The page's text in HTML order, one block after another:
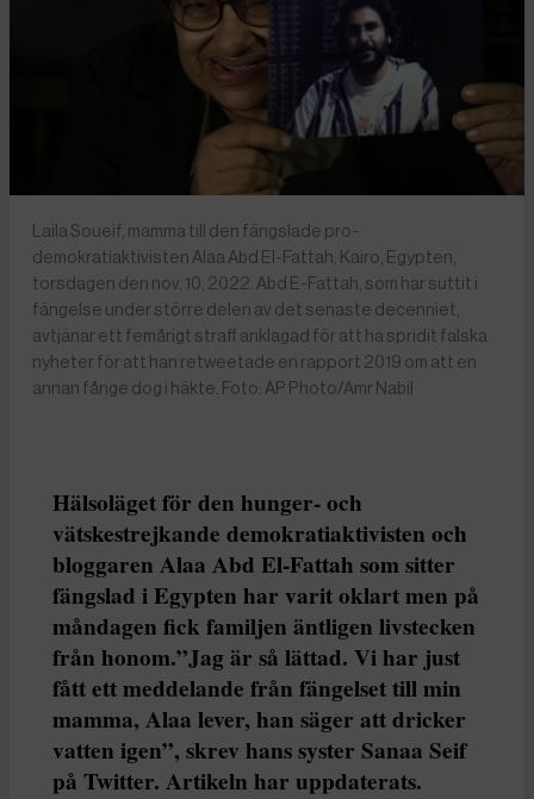
Laila Soueif, mamma till den fängslade pro-
demokratiaktivisten Alaa Abd El-Fattah, Kairo, Egypten,
torsdagen den nov. 10, 2022. Abd E-Fattah, som har suttit i
fängelse under större delen av det senaste decenniet,
avtjänar ett femårigt straff anklagad för att ha spridit falska
nyheter för att han retweetade en rapport 2019 om att en
annan fånge dog i häkte. Foto: AP Photo/Amr Nabil
Hälsoläget för den hunger- och
vätskestrejkande demokratiaktivisten och
bloggaren Alaa Abd El-Fattah som sitter
fängslad i Egypten har varit oklart men på
måndagen fick familjen äntligen livstecken
från honom.”Jag är så lättad. Vi har just
fått ett meddelande från fängelset till min
mamma, Alaa lever, han säger att dricker
vatten igen”, skrev hans syster Sanaa Seif
på Twitter. Artikeln har uppdaterats.